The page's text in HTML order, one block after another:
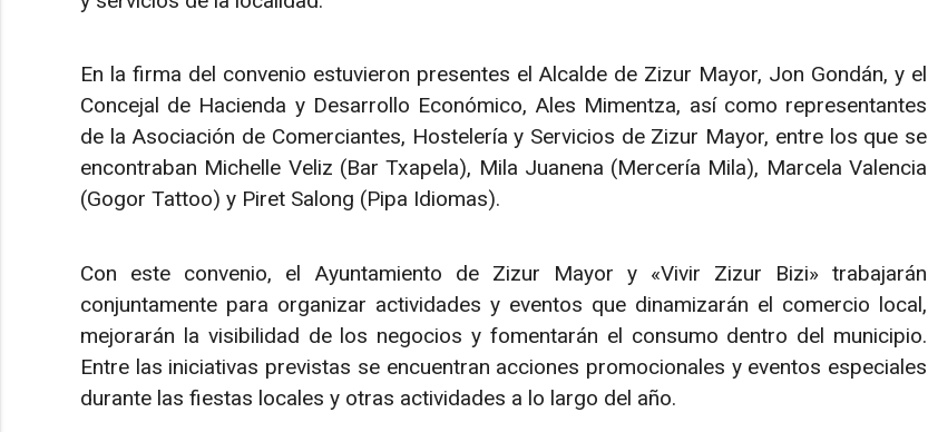
En la firma del convenio estuvieron presentes el Alcalde de Zizur Mayor, Jon Gondán, y el
Concejal de Hacienda y Desarrollo Económico, Ales Mimentza, así como representantes
de la Asociación de Comerciantes, Hostelería y Servicios de Zizur Mayor, entre los que se
encontraban Michelle Veliz (Bar Txapela), Mila Juanena (Mercería Mila), Marcela Valencia
(Gogor Tattoo) y Piret Salong (Pipa Idiomas).
Con este convenio, el Ayuntamiento de Zizur Mayor y «Vivir Zizur Bizi» trabajarán
conjuntamente para organizar actividades y eventos que dinamizarán el comercio local,
mejorarán la visibilidad de los negocios y fomentarán el consumo dentro del municipio.
Entre las iniciativas previstas se encuentran acciones promocionales y eventos especiales
durante las fiestas locales y otras actividades a lo largo del año.